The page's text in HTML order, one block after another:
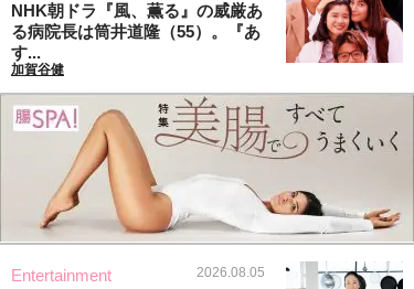
NHK朝ドラ『風、薫る』の威厳あ
る病院長は筒井道隆（55）。『あ
す...
加賀谷健
Entertainment 2026.08.05